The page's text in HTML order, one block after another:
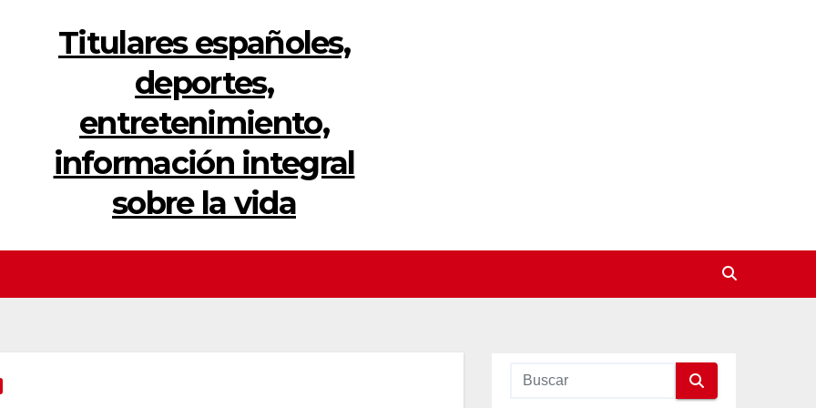
Titulares españoles,
deportes,
entretenimiento,
información integral
sobre la vida